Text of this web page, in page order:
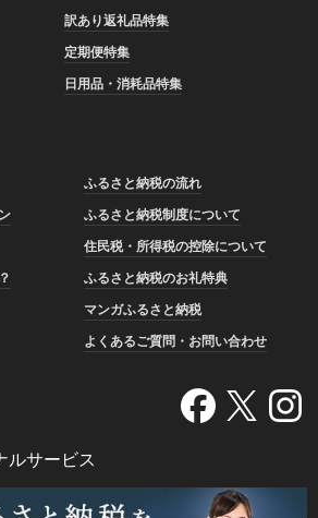
訳あり返礼品特集
定期便特集
日用品・消耗品特集
ふるさと納税の流れ
ふるさと納税制度について
住民税・所得税の控除について
ふるさと納税のお礼特典
マンガふるさと納税
よくあるご質問・お問い合わせ
ルサービス